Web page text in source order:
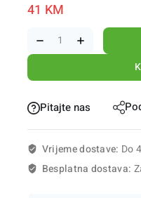
41 KM
Pitajte nas
Vrijeme dostave: Do
Besplatna dostava: